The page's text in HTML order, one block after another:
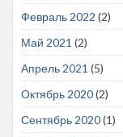
Февраль 2022 (2)
Май 2021 (2)
Апрель 2021 (5)
Октябрь 2020(2)
Сентябрь 2020(1)